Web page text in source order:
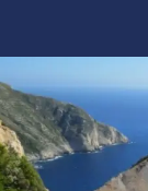
内
容